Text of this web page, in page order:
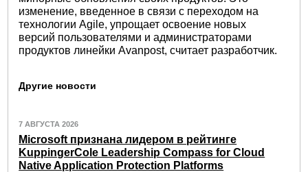
изменение, введенное в связи с переходом на
технологии Agile, упрощает освоение новых
версий пользователями и администраторами
продуктов линейки Avanpost, считает разработчик.
Другие новости
7 АВГУСТА 2026
Microsoft признана лидером в рейтинге
KuppingerCole Leadership Compass for Cloud
Native Application Protection Platforms